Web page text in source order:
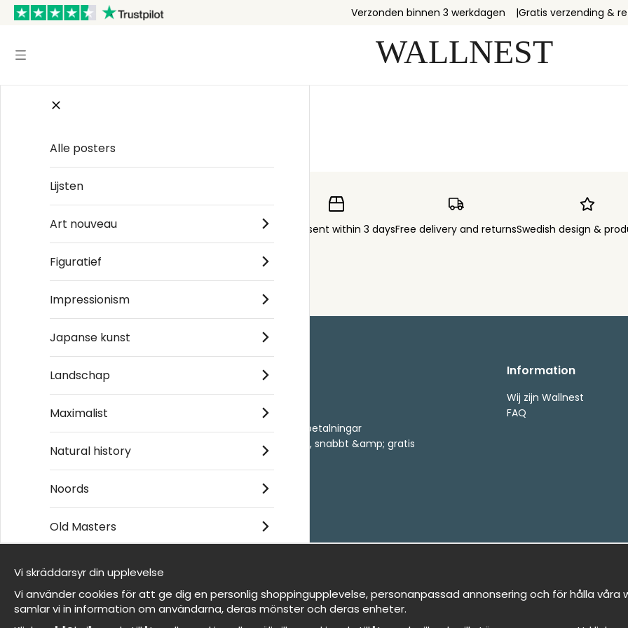
Verzonden binnen 3 werkdagen Gratis verzending &
Order sent within 3 daysFree delivery and returnsSwedish design &
Kontakta oss
- Returer och återbetalningar
- Leverans - enkelt, snabbt &amp; gratis
Om cookies
Mina favoriter
Information
Wij zijn Wallnest
FAQ
Et harum quidem rerum facilis est et expedita
Alle posters
Lijsten
Art nouveau
Figuratief
Impressionism
Japanse kunst
Landschap
Maximalist
Natural history
Noords
Old Masters
Wij zijn Wallnest
FAQ
Vi skräddarsyr din upplevelse
Vi använder cookies för att ge dig en personlig shoppingupplevelse, personanpassad annonsering och för hålla
samlar vi in information om användarna, deras mönster och deras enheter.